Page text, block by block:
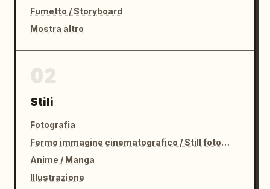
Fumetto / Storyboard
Mostra altro
Stili
Fotografia
Fermo immagine cinematografico / Still fotografico
Anime / Manga
Illustrazione